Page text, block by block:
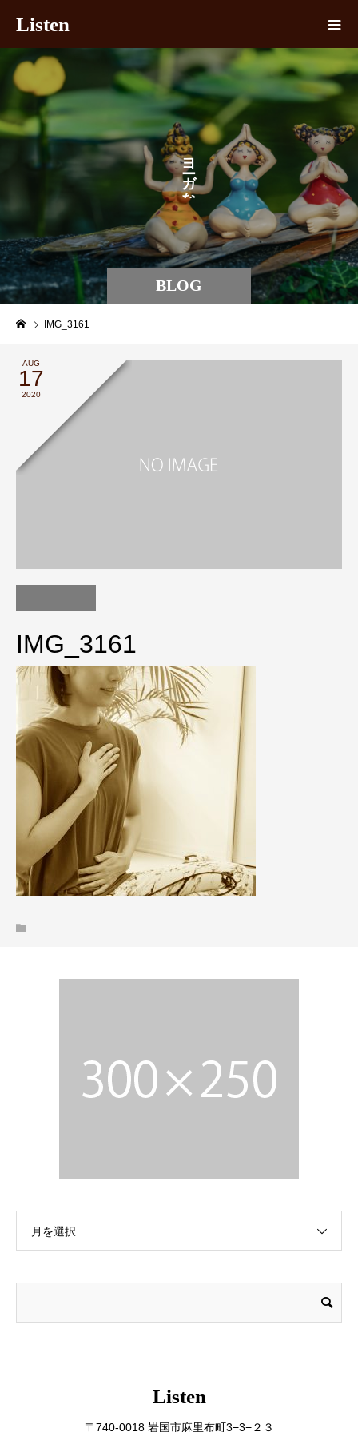
Listen
BLOG
ヨ
ガ
な
IMG_3161
AUG
17
2020
IMG_3161
月を選択
Listen
〒740-0018 岩国市麻里布町3−3−２３